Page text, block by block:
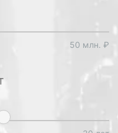
50 млн. ₽